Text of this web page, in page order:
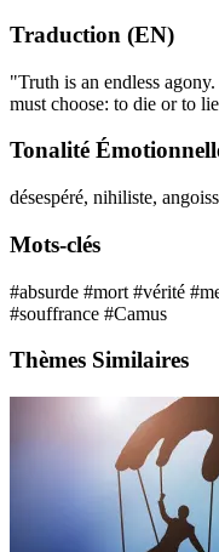
Traduction (EN)
"Truth is an endless
must choose: to die or to
Tonalité
désespéré, nihiliste,
Mots-clés
#absurde #mort #vérité
#souffrance #Camus
Thèmes Similaires